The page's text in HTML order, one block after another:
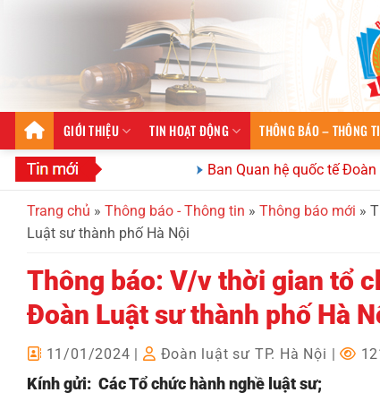
GIỚI THIỆU TIN HOẠT ĐỘNG THÔNG BÁO – THÔNG
Ban Quan hệ quốc tế Đoàn Luật
Trang chủ » Thông báo - Thông tin » Thông báo mới »
Luật sư thành phố Hà Nội
Thông báo: V/v thời gian tổ
Đoàn Luật sư thành phố Hà
11/01/2024 Đoàn luật sư TP. Hà Nội |
Kính gửi: Các Tổ chức hành nghề luật sư;